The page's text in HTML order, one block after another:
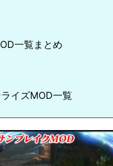
一覧まとめ
イズMOD一覧